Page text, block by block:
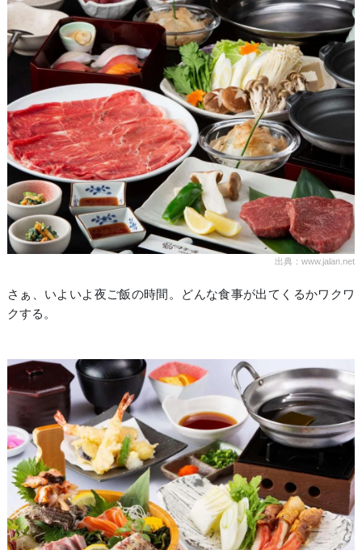
出典：www.jalan.net
さぁ、いよいよ夜ご飯の時間。どんな食事が出てくるかワクワ
クする。